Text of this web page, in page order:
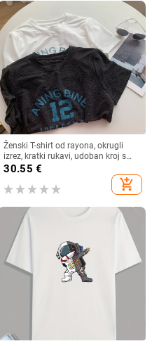
Ženski T-shirt od rayona, okrugli
izrez, kratki rukavi, udoban kroj s
printom slova
30.55 €
add_shopping_cart